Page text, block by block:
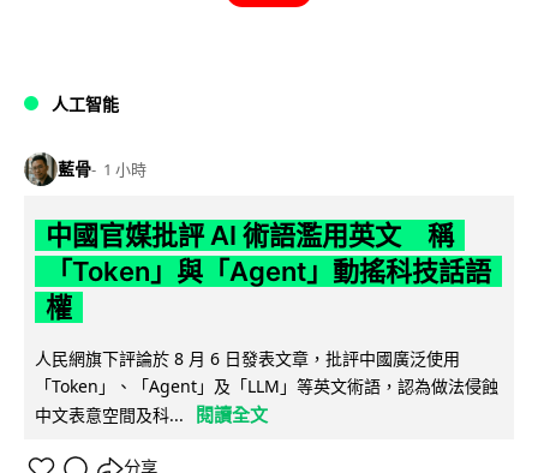
人工智能
藍骨 1 小時
中國官媒批評 AI 術語濫用英文 稱
「Token」與「Agent」動搖科技話語
權
人民網旗下評論於 8 月 6 日發表文章，批評中國廣泛使用
「Token」、「Agent」及「LLM」等英文術語，認為做法侵蝕
中文表意空間及科...
閱讀全文
分享